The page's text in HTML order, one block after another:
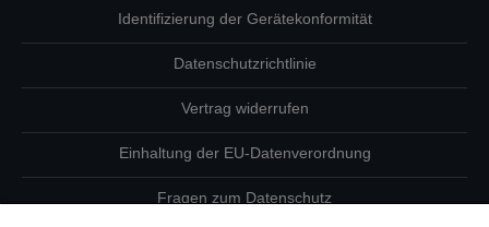
Identifizierung der Gerätekonformität
Datenschutzrichtlinie
Vertrag widerrufen
Einhaltung der EU-Datenverordnung
Fragen zum Datenschutz